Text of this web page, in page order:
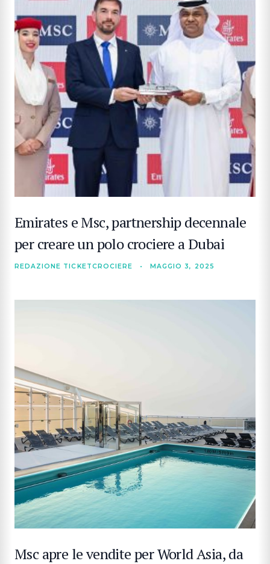
Emirates e Msc, partnership decennale
per creare un polo crociere a Dubai
REDAZIONE TICKETCROCIERE • MAGGIO 3, 2025
Msc apre le vendite per World Asia, da